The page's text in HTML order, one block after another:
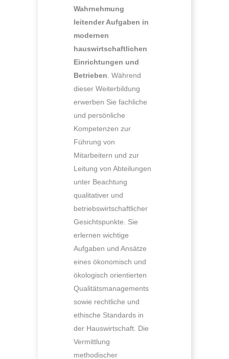
Wahrnehmung
leitender Aufgaben in
modernen
hauswirtschaftlichen
Einrichtungen und
Betrieben . Während
dieser Weiterbildung
erwerben Sie fachliche
und persönliche
Kompetenzen zur
Führung von
Mitarbeitern und zur
Leitung von Abteilungen
unter Beachtung
qualitativer und
betriebswirtschaftlicher
Gesichtspunkte. Sie
erlernen wichtige
Aufgaben und Ansätze
eines ökonomisch und
ökologisch orientierten
Qualitätsmanagements
sowie rechtliche und
ethische Standards in
der Hauswirtschaft. Die
Vermittlung
methodischer